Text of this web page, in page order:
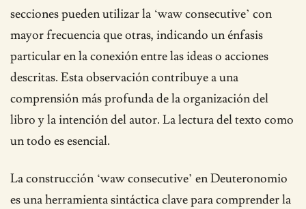
secciones pueden utilizar la ‘waw consecutive’ con
mayor frecuencia que otras, indicando un énfasis
particular en la conexión entre las ideas o acciones
descritas. Esta observación contribuye a una
comprensión más profunda de la organización del
libro y la intención del autor. La lectura del texto como
un todo es esencial.
La construcción ‘waw consecutive’ en Deuteronomio
es una herramienta sintáctica clave para comprender la